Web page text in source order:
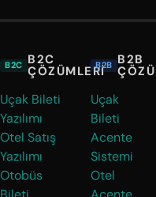
B2C B2C
ÇÖZÜMLERI
Uçak Bileti
Yazılımı
Otel Satış
Yazılımı
Otobüs
B2B B2B
Uçak
Bileti
Acente
Sistemi
Otel